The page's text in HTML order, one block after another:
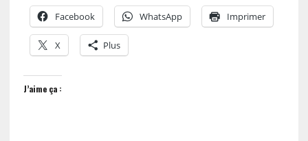
Facebook WhatsApp Imprimer
X Plus
J’aime ça :